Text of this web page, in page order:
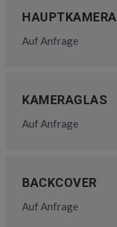
HAUPTKAMERA
Auf Anfrage
KAMERAGLAS
Auf Anfrage
BACKCOVER
Auf Anfrage